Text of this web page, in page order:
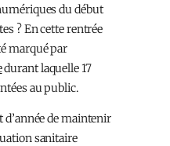
du début
? En cette rentrée
marqué par
durant laquelle 17
au public.
d’année de maintenir
sanitaire